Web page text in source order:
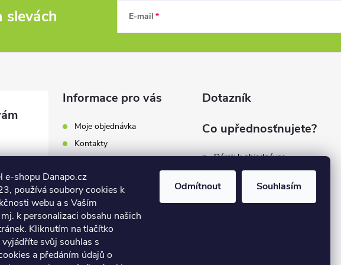
e-shopu Danapo.cz
používá soubory cookies k
webu a s Vaším
k personalizaci obsahu našich
Kliknutím na tlačítko
vyjádříte svůj souhlas s
a předáním údajů o
Odmítnout Souhlasím
slevách E-mail
446
446
Informace pro vás
Moje objednávka
Kontakty
Hodnocení obchodu
Obchodní podmínky
Reklamace a výměna zboží
Podmínky ochrany osobních
údajů
Soubory cookies
Dotazník
Co upřednosťnujete?
Dárek k objednávce
Dopravu zdarma